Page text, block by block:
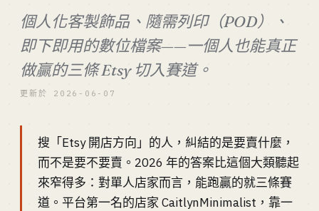
個人化客製飾品、隨需列印（POD）、
即下即用的數位檔案——一個人也能真正
做贏的三條 Etsy 切入賽道。
更新於 2026-06-07
搜「Etsy 開店方向」的人，糾結的是要賣什麼，
而不是要不要賣。2026 年的答案比這個大類聽起
來窄得多：對單人店家而言，能跑贏的就三條賽
道。平台第一名的店家 CaitlynMinimalist，靠一